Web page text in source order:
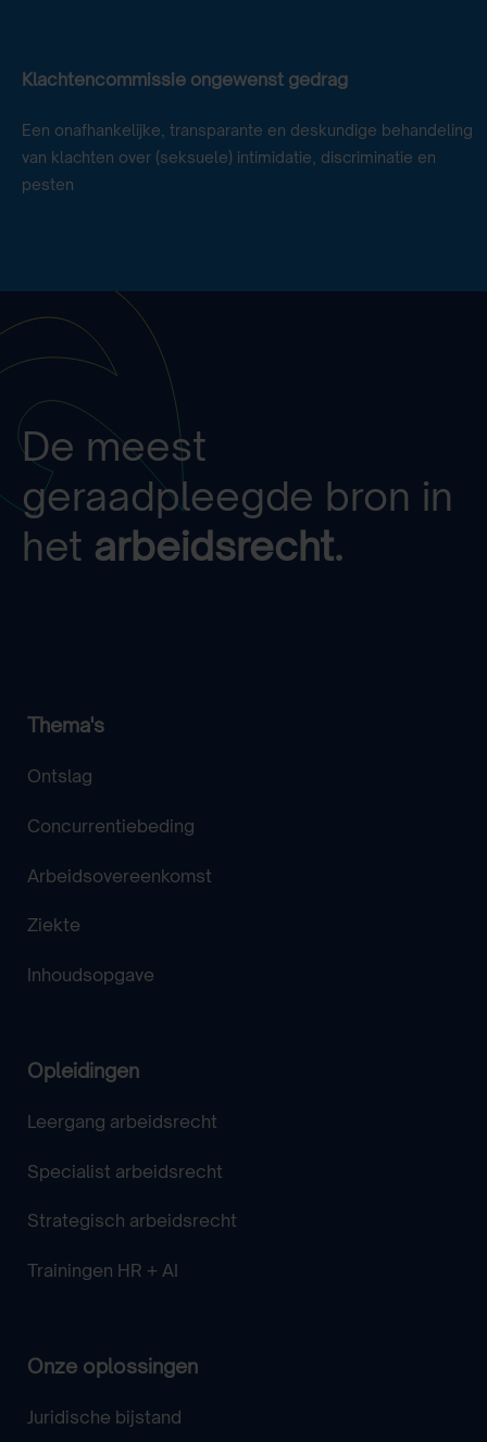
Klachtencommissie ongewenst gedrag
Een onafhankelijke, transparante en deskundige behandeling
van klachten over (seksuele) intimidatie, discriminatie en
pesten
De meest
geraadpleegde bron in
het arbeidsrecht.
Thema's
Ontslag
Concurrentiebeding
Arbeidsovereenkomst
Ziekte
Inhoudsopgave
Opleidingen
Leergang arbeidsrecht
Specialist arbeidsrecht
Strategisch arbeidsrecht
Trainingen HR + AI
Onze oplossingen
Juridische bijstand